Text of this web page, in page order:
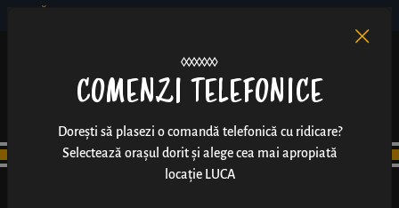
COMENZI TELEFONICE
Dorești să plasezi o comandă telefonică cu ridicare?
Selectează orașul dorit și alege cea mai apropiată
locație LUCA